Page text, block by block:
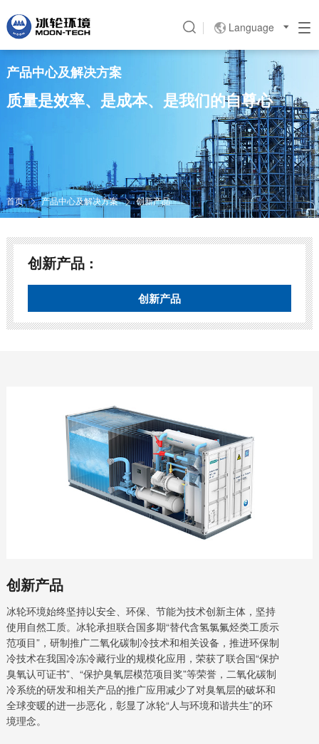
Language 
产品中心及解决方案
质量是效率、是成本、是我们的自尊心
首页  产品中心及解决方案  创新产品
创新产品 :
创新产品
创新产品
冰轮环境始终坚持以安全、环保、节能为技术创新主体，坚持
使用自然工质。冰轮承担联合国多期“替代含氢氯氟烃类工质示
范项目”，研制推广二氧化碳制冷技术和相关设备，推进环保制
冷技术在我国冷冻冷藏行业的规模化应用，荣获了联合国“保护
臭氧认可证书”、“保护臭氧层模范项目奖”等荣誉，二氧化碳制
冷系统的研发和相关产品的推广应用减少了对臭氧层的破坏和
全球变暖的进一步恶化，彰显了冰轮“人与环境和谐共生”的环
境理念。